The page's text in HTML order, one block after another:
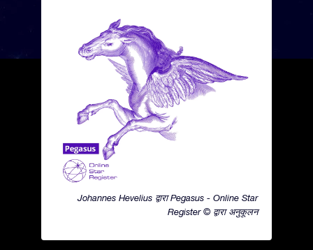
Johannes Hevelius द्वारा Pegasus - Online Star
Register © द्वारा अनुकूलन